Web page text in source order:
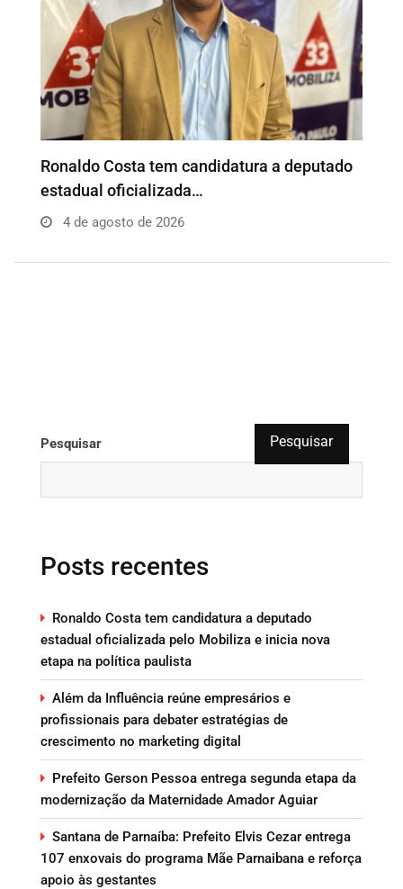
Além da Influência reúne empresários e
profissionais para…
4 de agosto de 2026
Pesquisar Pesquisar
Posts recentes
Ronaldo Costa tem candidatura a deputado
estadual oficializada pelo Mobiliza e inicia nova
etapa na política paulista
Além da Influência reúne empresários e
profissionais para debater estratégias de
crescimento no marketing digital
Prefeito Gerson Pessoa entrega segunda etapa da
modernização da Maternidade Amador Aguiar
Santana de Parnaíba: Prefeito Elvis Cezar entrega
107 enxovais do programa Mãe Parnaibana e reforça
apoio às gestantes